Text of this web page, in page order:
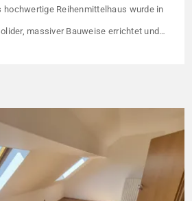
hochwertige Reihenmittelhaus wurde in
massiver Bauweise errichtet und
Grünfläche, aber Terrasse). […]